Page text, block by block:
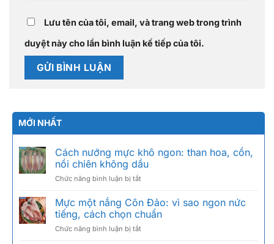
Lưu tên của tôi, email, và trang web trong trình
duyệt này cho lần bình luận kế tiếp của tôi.
MỚI NHẤT
Cách nướng mực khô ngon: than hoa, cồn,
nồi chiên không dầu
Chức năng bình luận bị tắtở
nướng
mực
khô
ngon:
Mực một nắng Côn Đảo: vì sao ngon nức
tiếng, cách chọn chuẩn
Chức năng bình luận bị tắtở